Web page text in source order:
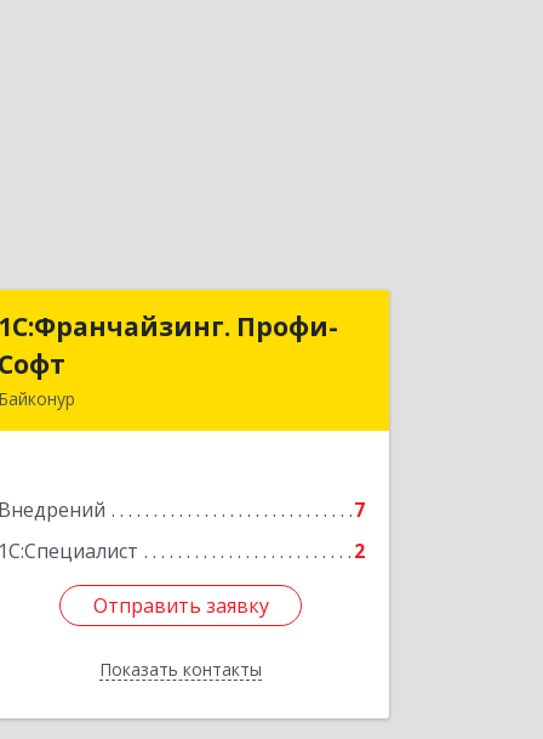
1С:Франчайзинг. Профи-
Софт
Байконур
Внедрений
7
1С:Специалист
2
Отправить заявку
Показать контакты
1С:Франчайзинг. Профи-
Подробнее
Отправить заявку
Назад